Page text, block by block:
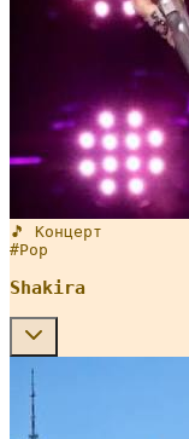
🎵 Концерт
#Pop
Shakira